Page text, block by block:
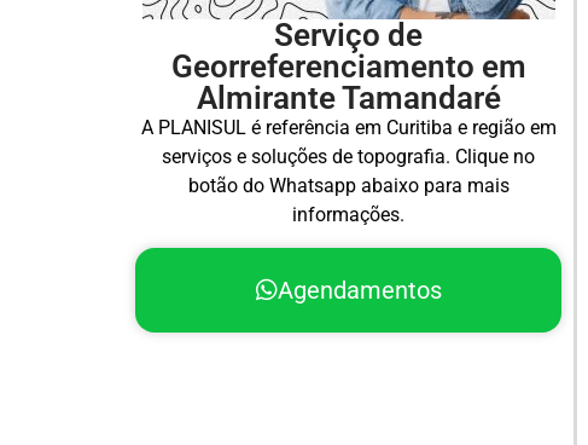
Serviço de
Georreferenciamento em
Almirante Tamandaré
A PLANISUL é referência em Curitiba e região em
serviços e soluções de topografia. Clique no
botão do Whatsapp abaixo para mais
informações.
Agendamentos